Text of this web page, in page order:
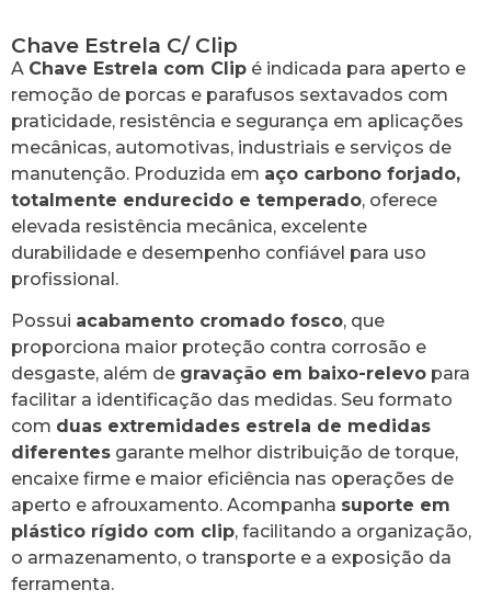
Chave Estrela C/ Clip
A Chave Estrela com Clip é indicada para aperto e
remoção de porcas e parafusos sextavados com
praticidade, resistência e segurança em aplicações
mecânicas, automotivas, industriais e serviços de
manutenção. Produzida em aço carbono forjado,
totalmente endurecido e temperado, oferece
elevada resistência mecânica, excelente
durabilidade e desempenho confiável para uso
profissional.
Possui acabamento cromado fosco, que
proporciona maior proteção contra corrosão e
desgaste, além de gravação em baixo-relevo para
facilitar a identificação das medidas. Seu formato
com duas extremidades estrela de medidas
diferentes garante melhor distribuição de torque,
encaixe firme e maior eficiência nas operações de
aperto e afrouxamento. Acompanha suporte em
plástico rígido com clip, facilitando a organização,
o armazenamento, o transporte e a exposição da
ferramenta.